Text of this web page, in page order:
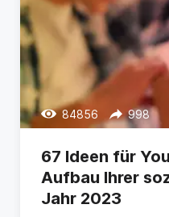
84856 998
67 Ideen für
Aufbau Ihrer
Jahr 2023